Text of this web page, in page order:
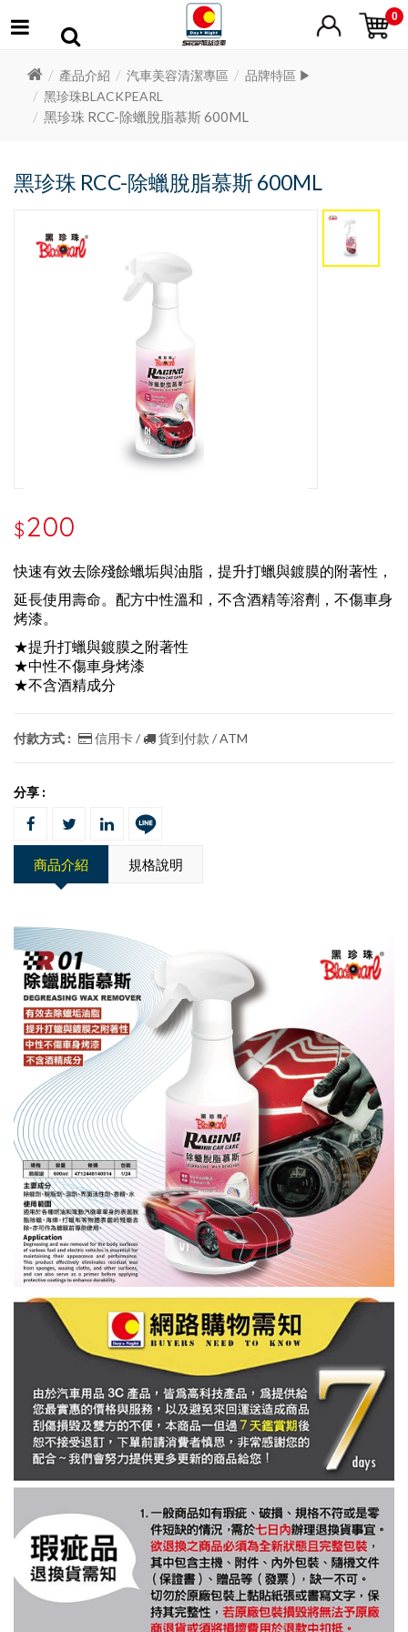
0
產品介紹 汽車美容清潔專區
品牌特區 ▶
黑珍珠BLACKPEARL
黑珍珠 RCC-除蠟脫脂慕斯 600ML
黑珍珠 RCC-除蠟脫脂慕斯 600ML
$200
快速有效去除殘餘蠟垢與油脂，提升打蠟與鍍膜的附著性，
延長使用壽命。配方中性溫和，不含酒精等溶劑，不傷車身
烤漆。
★提升打蠟與鍍膜之附著性
★中性不傷車身烤漆
★不含酒精成分
付款方式 : 信用卡 / 貨到付款 / ATM
分享 :
商品介紹 規格說明